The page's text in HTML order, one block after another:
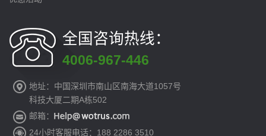
全国咨询热线：
4006-967-446
地址：中国深圳市南山区南海大道1057号
科技大厦二期A栋502
邮箱：
24小时客服电话：188 2286 3510